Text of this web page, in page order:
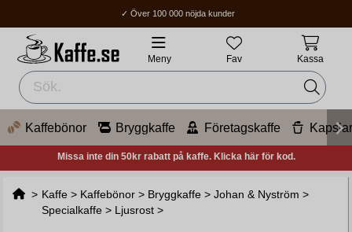
✓ Över 100 000 nöjda kunder
✓ Fri frakt över 400Kr
✓ Hemleverans / Ombud: 1-3 vardagar.
Meny Fav Kassa
Kaffebönor Bryggkaffe Företagskaffe Kapslar
Missa inte din 50kr rabatt på kaffe. Klicka här för kod.
> Kaffe > Kaffebönor > Bryggkaffe >Johan & Nyström >
Specialkaffe > Ljusrost >